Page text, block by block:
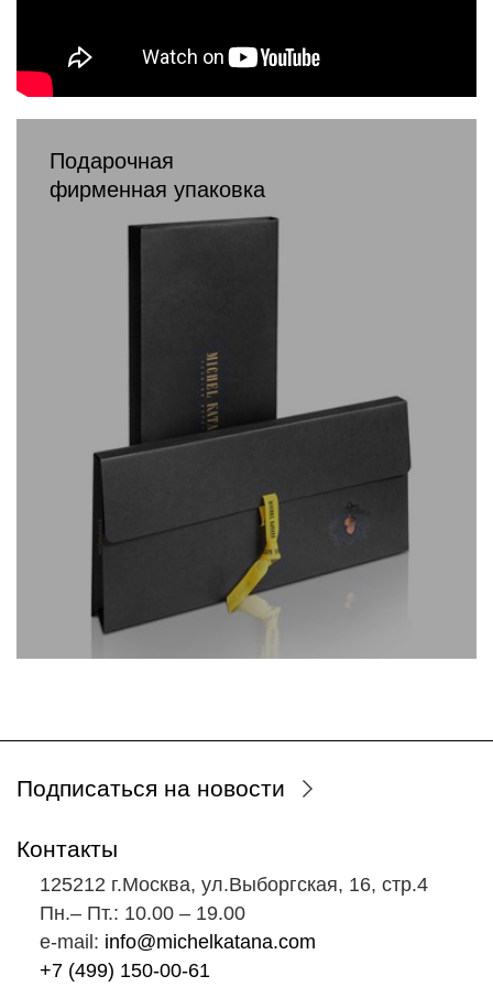
Подарочная
фирменная упаковка
Подписаться на новости
Контакты
125212 г.Москва, ул.Выборгская, 16, стр.4
Пн.‒ Пт.: 10.00 ‒ 19.00
e-mail: info@michelkatana.com
+7 (499) 150-00-61